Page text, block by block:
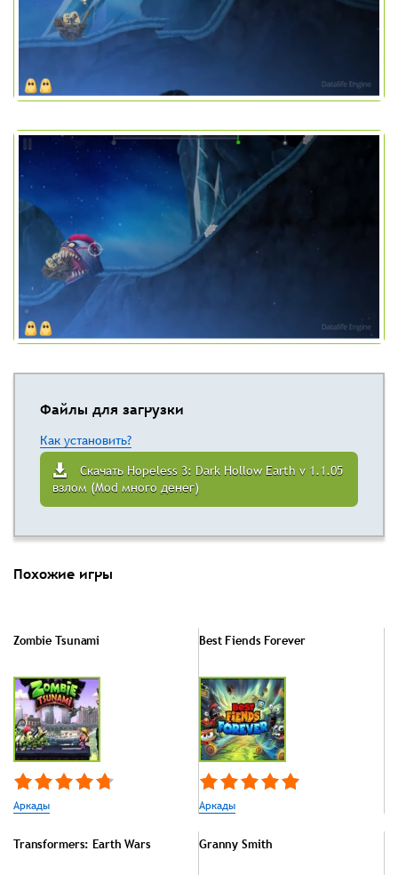
Файлы для загрузки
Как установить?
Скачать Hopeless 3: Dark Hollow Earth v 1.1.05
взлом (Mod много денег)
Похожие игры
Zombie Tsunami
Аркады
Best Fiends Forever
Аркады
Transformers: Earth Wars Granny Smith